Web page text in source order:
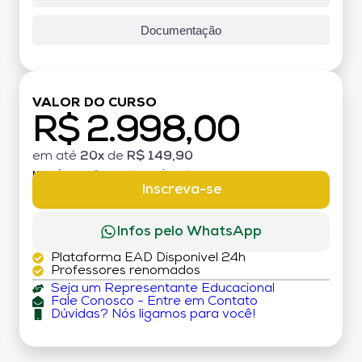
Documentação
VALOR DO CURSO
R$ 2.998,00
em até 20x de R$ 149,90
MATRÍCULA:
Inscreva-se
Infos pelo WhatsApp
Plataforma EAD Disponível 24h
Professores renomados
Seja um Representante Educacional
Fale Conosco - Entre em Contato
Dúvidas? Nós ligamos para você!